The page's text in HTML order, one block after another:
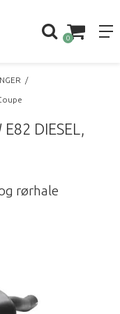
0
/
DIESEL,
rørhale